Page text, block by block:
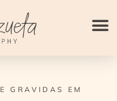
GRAVIDAS EM